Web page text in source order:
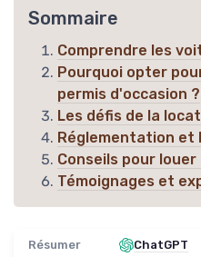
Sommaire
Comprendre les
Pourquoi opter
permis d'occasion ?
Les défis de la
Réglementation et
Conseils pour
Témoignages et
Résumer ChatGPT